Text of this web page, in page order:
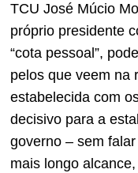
TCU José Múcio
próprio presidente
“cota pessoal”,
pelos que veem na
estabelecida com
decisivo para a
governo – sem
mais longo